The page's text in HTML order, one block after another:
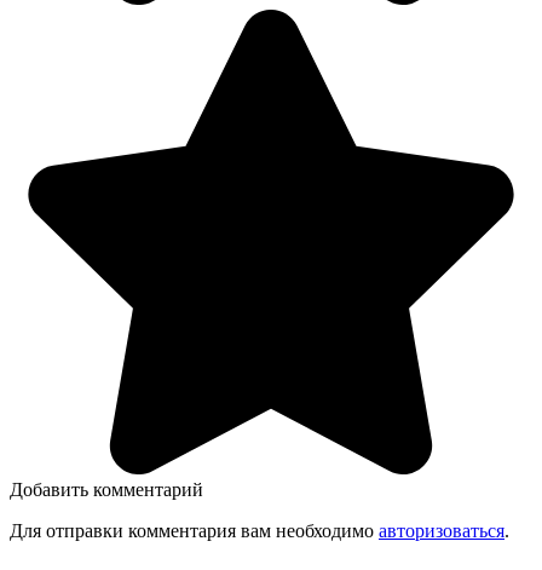
Добавить комментарий
Для отправки комментария вам необходимо авторизоваться.